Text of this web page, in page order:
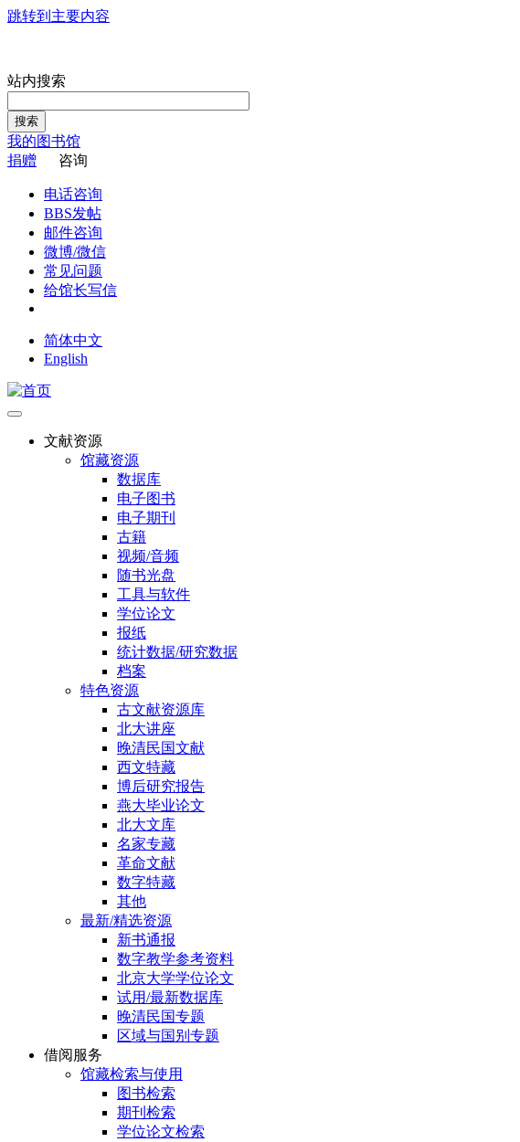
跳转到主要内容
站内搜索
搜索
我的图书馆
捐赠
咨询
电话咨询
BBS发帖
邮件咨询
微博/微信
常见问题
给馆长写信
简体中文
English
文献资源
馆藏资源
数据库
电子图书
电子期刊
古籍
视频/音频
随书光盘
工具与软件
学位论文
报纸
统计数据/研究数据
档案
特色资源
古文献资源库
北大讲座
晚清民国文献
西文特藏
博后研究报告
燕大毕业论文
北大文库
名家专藏
革命文献
数字特藏
其他
最新/精选资源
新书通报
数字教学参考资料
北京大学学位论文
试用/最新数据库
晚清民国专题
区域与国别专题
借阅服务
馆藏检索与使用
图书检索
期刊检索
学位论文检索